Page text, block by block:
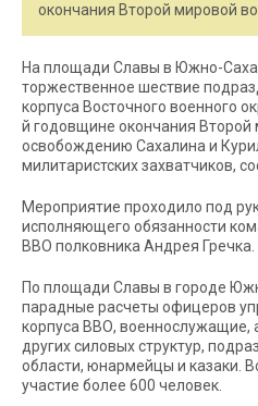
окончания Второй мировой
На площади Славы в Южно-
торжественное шествие
корпуса Восточного военного
й годовщине окончания Второй
освобождению Сахалина и
милитаристских захватчиков,
Мероприятие проходило под
исполняющего обязанности
ВВО полковника Андрея Гречка.
По площади Славы в городе
парадные расчеты офицеров
корпуса ВВО, военнослужащие,
других силовых структур,
области, юнармейцы и казаки.
участие более 600 человек.